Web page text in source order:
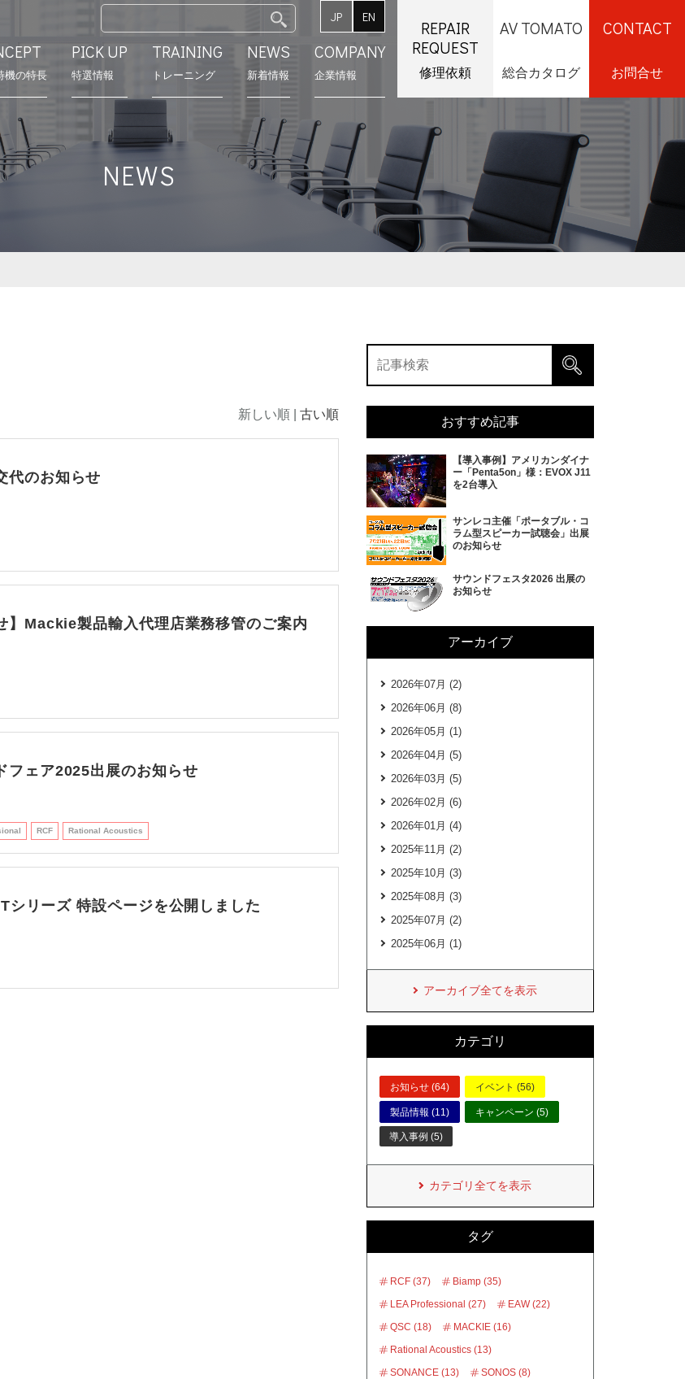
JP EN
機の特長
モデルルーム
PICK UP
特選情報
TRAINING
トレーニング
NEWS
新着情報
COMPANY
企業情報
営業所 会社沿革
REPAIR
REQUEST
修理依頼
AV TOMATO
総合カタログ
CONTACT
お問合せ
NEWS
新しい順 |古い順
代のお知らせ
】Mackie製品輸入代理店業務移管のご案内
フェア2025出展のお知らせ
RCF Rational Acoustics
シリーズ 特設ページを公開しました
おすすめ記事
【導入事例】アメリカンダイナ
ー「Penta5on」様：EVOX J11
を2台導入
サンレコ主催「ポータブル・コ
ラム型スピーカー試聴会」出展
のお知らせ
サウンドフェスタ2026 出展の
お知らせ
アーカイブ
2026年07月 (2)
2026年06月 (8)
2026年05月 (1)
2026年04月 (5)
2026年03月 (5)
2026年02月 (6)
2026年01月 (4)
2025年11月 (2)
2025年10月 (3)
2025年08月 (3)
2025年07月 (2)
2025年06月 (1)
アーカイブ全てを表示
カテゴリ
お知らせ (64) イベント (56)
製品情報 (11) キャンペーン (5)
導入事例 (5)
カテゴリ全てを表示
タグ
RCF (37)
Biamp (35)
LEA Professional (27)
EAW (22)
QSC (18)
MACKIE (16)
Rational Acoustics (13)
SONANCE (13)
SONOS (8)